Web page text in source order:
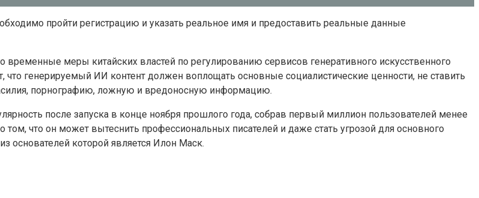
пройти регистрацию и указать реальное имя и предоставить реальные данные
меры китайских властей по регулированию сервисов генеративного искусственного
что генерируемый ИИ контент должен воплощать основные социалистические ценности, не ставить
порнографию, ложную и вредоносную информацию.
после запуска в конце ноября прошлого года, собрав первый миллион пользователей менее
что он может вытеснить профессиональных писателей и даже стать угрозой для основного
основателей которой является Илон Маск.